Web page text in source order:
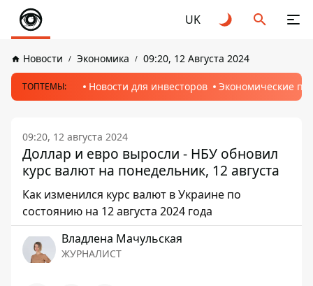
UK
Новости Экономика 09:20, 12 Августа 2024
ТОПТЕМЫ: Новости для инвесторов Экономические
09:20, 12 августа 2024
Доллар и евро выросли - НБУ обновил
курс валют на понедельник, 12 августа
Как изменился курс валют в Украине по
состоянию на 12 августа 2024 года
Владлена Мачульская
ЖУРНАЛИСТ